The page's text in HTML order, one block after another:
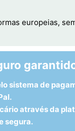
europeias,
sistema de
através da
segura.